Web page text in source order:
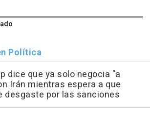
Política
dice que ya solo negocia "a
Irán mientras espera a que
desgaste por las sanciones